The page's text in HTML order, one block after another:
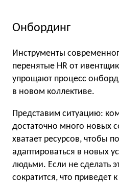
Онбординг
Инструменты
перенятые HR от
упрощают процесс
в новом коллективе.
Представим ситуацию:
достаточно много новых
хватает ресурсов, чтобы
адаптироваться в новых
людьми. Если не сделать
сократится, что приведет